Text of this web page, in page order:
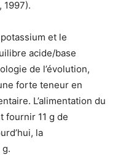
1997).
et le
acide/base
de l’évolution,
forte teneur en
L’alimentation du
fournir 11 g de
la